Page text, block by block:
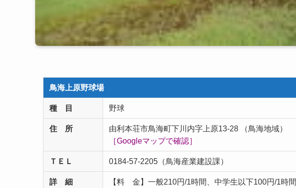
鳥海上原野球場
種 目 野球
住 所
由利本荘市鳥海町下川内字上原13-28 （鳥海地域）
［Googleマップで確認］
ＴＥＬ 0184-57-2205（鳥海産業建設課）
詳 細
【料 金】一般210円/1時間、中学生以下100円/1時間